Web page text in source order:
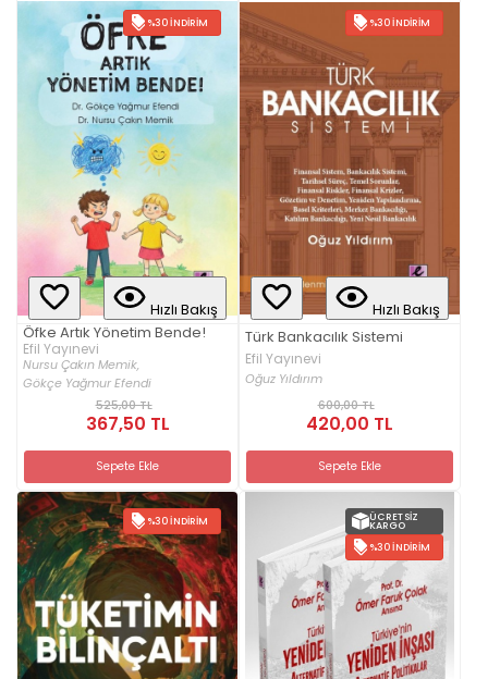
%30 İNDIRIM
Hızlı Bakış
Öfke Artık Yönetim Bende!
Efil Yayınevi
Nursu Çakın Memik,
Gökçe Yağmur Efendi
525,00 TL
367,50 TL
Sepete Ekle
%30 İNDIRIM
Hızlı Bakış
Türk Bankacılık Sistemi
Efil Yayınevi
Oğuz Yıldırım
600,00 TL
420,00 TL
Sepete Ekle
%30 İNDIRIM ÜCRETSIZ
KARGO
%30 İNDIRIM